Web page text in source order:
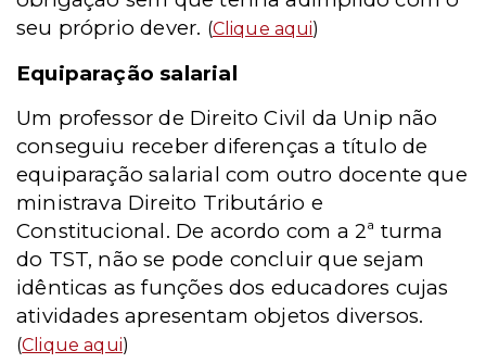
seu próprio dever. (Clique aqui)
Equiparação salarial
Um professor de Direito Civil da Unip não
conseguiu receber diferenças a título de
equiparação salarial com outro docente que
ministrava Direito Tributário e
Constitucional. De acordo com a 2ª turma
do TST, não se pode concluir que sejam
idênticas as funções dos educadores cujas
atividades apresentam objetos diversos.
(Clique aqui)